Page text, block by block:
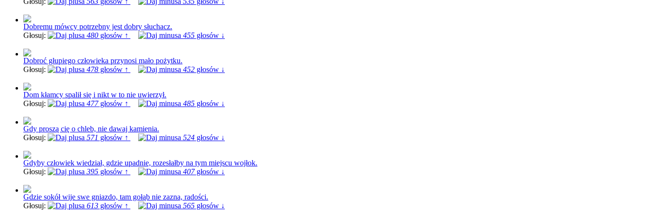
Dobremu mówcy potrzebny jest dobry słuchacz.
Głosuj:
480 głosów ↑ 455 głosów ↓
Dobroć głupiego człowieka przynosi mało pożytku.
Głosuj:
478 głosów ↑ 452 głosów ↓
Dom kłamcy spalił się i nikt w to nie uwierzył.
Głosuj:
477głosów ↑ 485 głosów ↓
Gdy proszą cię o chleb, nie dawaj kamienia.
Głosuj:
571 głosów ↑ 524 głosów ↓
Gdyby człowiek wiedział, gdzie upadnie, rozesłałby na tym miejscu wojłok.
Głosuj:
395 głosów ↑ 407głosów ↓
Gdzie sokół wije swe gniazdo, tam gołąb nie zazna, radości.
Głosuj:
613 głosów ↑ 565 głosów ↓